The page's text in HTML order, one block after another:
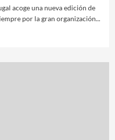
acoge una nueva edición de
por la gran organización...